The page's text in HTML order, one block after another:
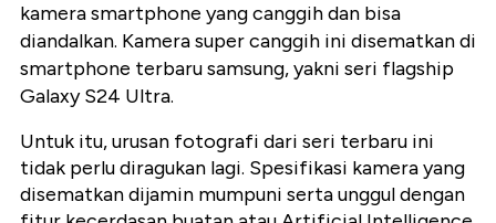
kamera smartphone yang canggih dan bisa
diandalkan. Kamera super canggih ini disematkan di
smartphone terbaru samsung, yakni seri flagship
Galaxy S24 Ultra.
Untuk itu, urusan fotografi dari seri terbaru ini
tidak perlu diragukan lagi. Spesifikasi kamera yang
disematkan dijamin mumpuni serta unggul dengan